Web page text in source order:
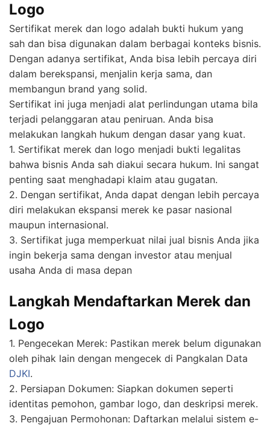
Logo
Sertifikat merek dan logo adalah bukti hukum yang
sah dan bisa digunakan dalam berbagai konteks bisnis.
Dengan adanya sertifikat, Anda bisa lebih percaya diri
dalam berekspansi, menjalin kerja sama, dan
membangun brand yang solid.
Sertifikat ini juga menjadi alat perlindungan utama bila
terjadi pelanggaran atau peniruan. Anda bisa
melakukan langkah hukum dengan dasar yang kuat.
1. Sertifikat merek dan logo menjadi bukti legalitas
bahwa bisnis Anda sah diakui secara hukum. Ini sangat
penting saat menghadapi klaim atau gugatan.
2. Dengan sertifikat, Anda dapat dengan lebih percaya
diri melakukan ekspansi merek ke pasar nasional
maupun internasional.
3. Sertifikat juga memperkuat nilai jual bisnis Anda jika
ingin bekerja sama dengan investor atau menjual
usaha Anda di masa depan
Langkah Mendaftarkan Merek dan
Logo
1. Pengecekan Merek: Pastikan merek belum digunakan
oleh pihak lain dengan mengecek di Pangkalan Data
DJKI.
2. Persiapan Dokumen: Siapkan dokumen seperti
identitas pemohon, gambar logo, dan deskripsi merek.
3. Pengajuan Permohonan: Daftarkan melalui sistem e-